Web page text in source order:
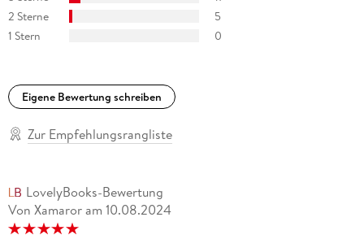
2 Sterne
5
1 Stern
0
Eigene Bewertung schreiben
Zur Empfehlungsrangliste
LovelyBooks-Bewertung
Von Xamaror am 10.08.2024